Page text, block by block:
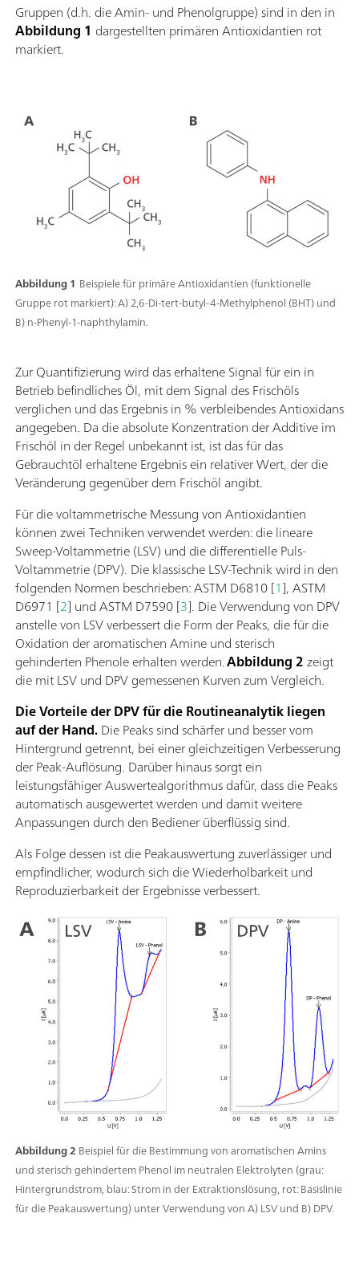
Gruppen (d.h. die Amin- und Phenolgruppe) sind in den in
Abbildung 1 dargestellten primären Antioxidantien rot
markiert.
Abbildung 1 Beispiele für primäre Antioxidantien (funktionelle
Gruppe rot markiert): A) 2,6-Di-tert-butyl-4-Methylphenol (BHT) und
B) n-Phenyl-1-naphthylamin.
Abbildung 2 Beispiel für die Bestimmung von aromatischen Amins
und sterisch gehindertem Phenol im neutralen Elektrolyten (grau:
Hintergrundstrom, blau: Strom in der Extraktionslösung, rot: Basislinie
für die Peakauswertung) unter Verwendung von A) LSV und B) DPV.
Zur Quantifizierung wird das erhaltene Signal für ein in
Betrieb befindliches Öl, mit dem Signal des Frischöls
verglichen und das Ergebnis in % verbleibendes Antioxidans
angegeben. Da die absolute Konzentration der Additive im
Frischöl in der Regel unbekannt ist, ist das für das
Gebrauchtöl erhaltene Ergebnis ein relativer Wert, der die
Veränderung gegenüber dem Frischöl angibt.
Für die voltammetrische Messung von Antioxidantien
können zwei Techniken verwendet werden: die lineare
Sweep-Voltammetrie (LSV) und die differentielle Puls-
Voltammetrie (DPV). Die klassische LSV-Technik wird in den
folgenden Normen beschrieben: ASTM D6810 [1], ASTM
D6971 [2] und ASTM D7590 [3]. Die Verwendung von DPV
anstelle von LSV verbessert die Form der Peaks, die für die
Oxidation der aromatischen Amine und sterisch
gehinderten Phenole erhalten werden.Abbildung 2zeigt
die mit LSV und DPV gemessenen Kurven zum Vergleich.
Die Vorteile der DPV für die Routineanalytik liegen
auf der Hand.Die Peaks sind schärfer und besser vom
Hintergrund getrennt, bei einer gleichzeitigen Verbesserung
der Peak-Auflösung. Darüber hinaus sorgt ein
leistungsfähiger Auswertealgorithmus dafür, dass die Peaks
automatisch ausgewertet werden und damit weitere
Anpassungen durch den Bediener überflüssig sind.
Als Folge dessen ist die Peakauswertung zuverlässiger und
empfindlicher, wodurch sich die Wiederholbarkeit und
Reproduzierbarkeit der Ergebnisse verbessert.